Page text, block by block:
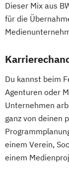
Dieser Mix aus
für die
Du kannst beim
Agenturen oder
Unternehmen
ganz von deinen
einem Verein,
einem